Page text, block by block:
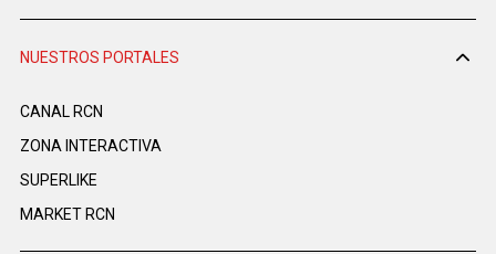
NUESTROS PORTALES
CANAL RCN
ZONA INTERACTIVA
SUPERLIKE
MARKET RCN